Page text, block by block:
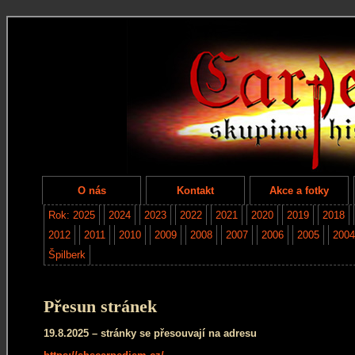
O nás Kontakt Akce a fotky
Rok: 2025 2024 2023 2022 2021 2020 2019
2018
2012
2011 2010 2009 2008 2007 2006 2005
2004
Špilberk
Přesun stránek
19.8.2025 – stránky se přesouvají na adresu